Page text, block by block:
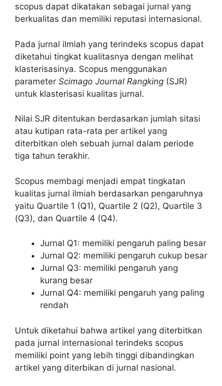
scopus dapat dikatakan sebagai jurnal yang
berkualitas dan memiliki reputasi internasional.
Pada jurnal ilmiah yang terindeks scopus dapat
diketahui tingkat kualitasnya dengan melihat
klasterisasinya. Scopus menggunakan
parameter Scimago Journal Rangking (SJR)
untuk klasterisasi kualitas jurnal.
Nilai SJR ditentukan berdasarkan jumlah sitasi
atau kutipan rata-rata per artikel yang
diterbitkan oleh sebuah jurnal dalam periode
tiga tahun terakhir.
Scopus membagi menjadi empat tingkatan
kualitas jurnal ilmiah berdasarkan pengaruhnya
yaitu Quartile 1 (Q1), Quartile 2 (Q2), Quartile 3
(Q3), dan Quartile 4 (Q4).
Jurnal Q1: memiliki pengaruh paling besar
Jurnal Q2: memiliki pengaruh cukup besar
Jurnal Q3: memiliki pengaruh yang
kurang besar
Jurnal Q4: memiliki pengaruh yang paling
rendah
Untuk diketahui bahwa artikel yang diterbitkan
pada jurnal internasional terindeks scopus
memiliki point yang lebih tinggi dibandingkan
artikel yang diterbikan di jurnal nasional.